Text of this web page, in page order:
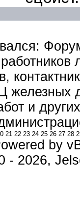
и
21 22 23 24 25 26 27 28
by
- 2026,